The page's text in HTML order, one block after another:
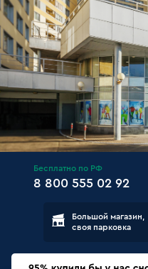
Бесплатно по РФ
8 800 555 02 92
Большой магазин,
своя парковка